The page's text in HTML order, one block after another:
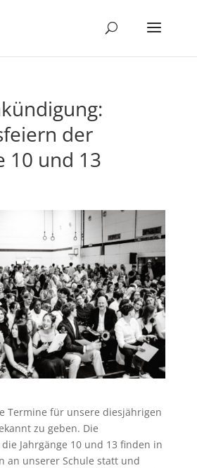
der
10 und 13
Termine für unsere diesjährigen
zu geben. Die
Jahrgänge 10 und 13 finden in
an unserer Schule statt und